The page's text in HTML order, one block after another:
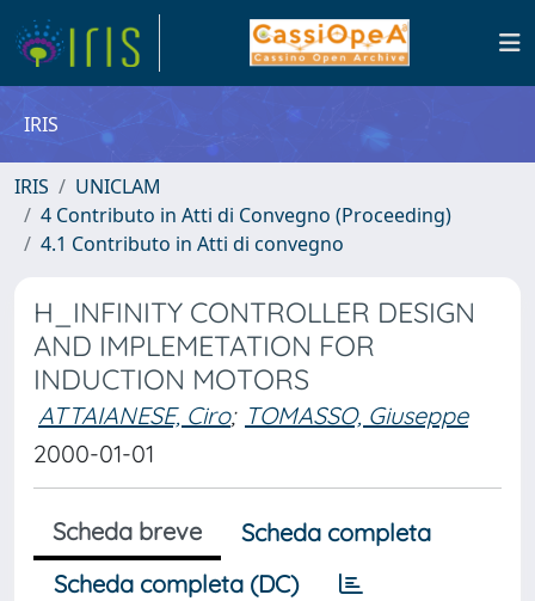
IRIS
IRIS
UNICLAM
4 Contributo in Atti di Convegno (Proceeding)
4.1 Contributo in Atti di convegno
H_INFINITY CONTROLLER DESIGN
AND IMPLEMETATION FOR
INDUCTION MOTORS
ATTAIANESE, Ciro; TOMASSO, Giuseppe
2000-01-01
Scheda breve
Scheda completa
Scheda completa (DC)